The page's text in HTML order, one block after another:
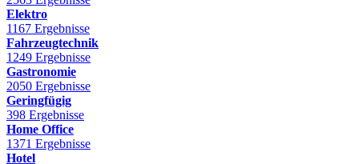
Elektro
1167 Ergebnisse
Fahrzeugtechnik
1249 Ergebnisse
Gastronomie
2050 Ergebnisse
Geringfügig
398 Ergebnisse
Home Office
1371 Ergebnisse
Hotel